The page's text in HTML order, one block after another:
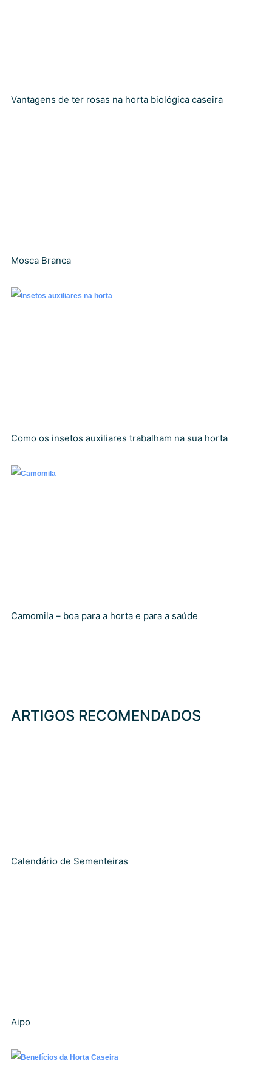
Vantagens de ter rosas na horta biológica caseira
Mosca Branca
Como os insetos auxiliares trabalham na sua horta
Camomila – boa para a horta e para a saúde
ARTIGOS RECOMENDADOS
Calendário de Sementeiras
Aipo